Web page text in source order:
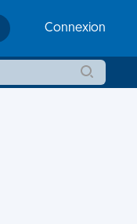
Connexion